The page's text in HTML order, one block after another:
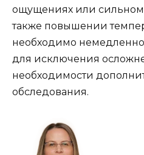
ощущениях или сильном
также повышении
необходимо немедленно
для исключения
необходимости
обследования.